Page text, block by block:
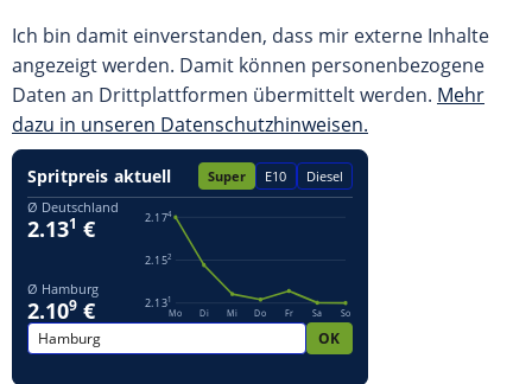
Ich bin damit einverstanden, dass mir externe Inhalte
angezeigt werden. Damit können personenbezogene
Daten an Drittplattformen übermittelt werden. Mehr
dazu in unseren Datenschutzhinweisen.